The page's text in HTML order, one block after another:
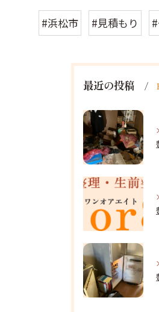
#浜松市 #見積もり
最近の投稿